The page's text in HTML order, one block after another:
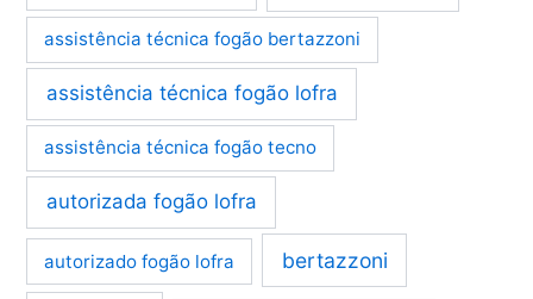
assistência técnica fogão bertazzoni
assistência técnica fogão lofra
assistência técnica fogão tecno
autorizada fogão lofra
autorizado fogão lofra bertazzoni